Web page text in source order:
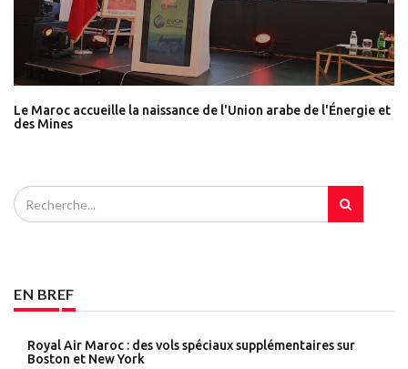
Le Maroc accueille la naissance de l'Union arabe de l'Énergie et
des Mines
EN BREF
Royal Air Maroc : des vols spéciaux supplémentaires sur
Boston et New York